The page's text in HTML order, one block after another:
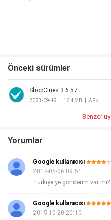
Ramadan
Önceki sürümler
ShopClues 3.6.57
2023-09-19 16.4MB APK
Benzer
Yorumlar
Google kullanıcısı
2017-05-06 09:51
Türkiye ye gönderim var mı?
Google kullanıcısı
2015-10-20 20:10